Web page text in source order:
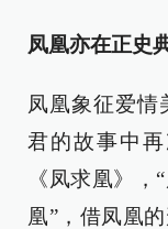
凤凰亦在正史
凤凰象征爱情
君的故事中
《凤求凰》
凰”，借凤凰